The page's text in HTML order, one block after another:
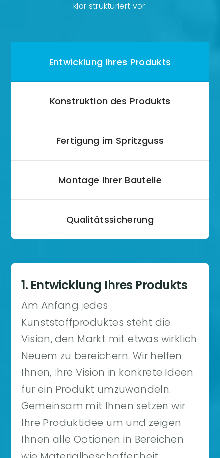
klar strukturiert vor:
Entwicklung Ihres Produkts
Konstruktion des Produkts
Fertigung im Spritzguss
Montage Ihrer Bauteile
Qualitätssicherung
1. Entwicklung Ihres Produkts
Am Anfang jedes
Kunststoffproduktes steht die
Vision, den Markt mit etwas wirklich
Neuem zu bereichern. Wir helfen
Ihnen, Ihre Vision in konkrete Ideen
für ein Produkt umzuwandeln.
Gemeinsam mit Ihnen setzen wir
Ihre Produktidee um und zeigen
Ihnen alle Optionen in Bereichen